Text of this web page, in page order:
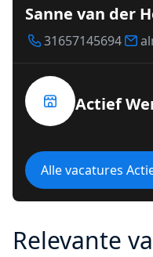
Sanne van der
31657145694
Actief
Alle vacatures
Relevante